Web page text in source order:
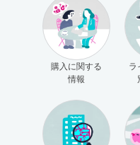
購入に関する
情報
ラ